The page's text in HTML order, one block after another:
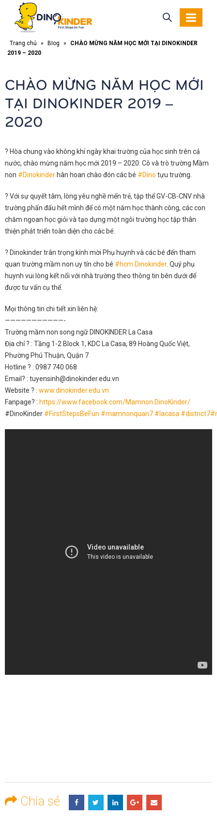
Trang chủ » Blog »
CHÀO MỪNG NĂM HỌC MỚI TẠI DINOKINDER
2019 – 2020
CHÀO MỪNG NĂM HỌC MỚI
TẠI DINOKINDER 2019 –
2020
? Hòa chung vào không khí ngày khai trường của học sinh trên cả
nước, chào mừng năm học mới 2019 – 2020. Cô và trò trường Mầm
non #Dinokinder hân hoan chào đón các bé #Dino tựu trường.
? Với sự quyết tâm, lòng yêu nghề mến trẻ, tập thể GV-CB-CNV nhà
trường phấn đấu hết mình để có một năm học thành công, các con
chăm ngoan học giỏi và tạo dựng một ngôi trường học tập thân
thiện phát triển toàn diện cho các bé.
? Dinokinder trân trọng kính mời Phụ huynh và các bé đến tham
quan trường mầm non uy tín cho bé #hcm Dinokinder. Quý phụ
huynh vui lòng kết nối với nhà trường theo thông tin bên dưới để
được tư vấn cụ thể.
Mọi thông tin chi tiết xin liên hệ:
———————————-
Trường mầm non song ngữ DINOKINDER La Casa
Địa chỉ? : Tầng 1-2 Block 1, KDC La Casa, 89 Hoàng Quốc Việt,
Phường Phú Thuận, Quận 7
Hotline ? : 0987 740 068
Email ? : tuyensinh@dinokinder.edu.vn
Website ? : www.dinokinder.edu.vn
Fanpage? : https://www.facebook.com/Mamnon.DinoKinder/
#DinoKinder #FirstStepsBeFun #mamnonquan7 # lacasa #district7#
Chia sẻ